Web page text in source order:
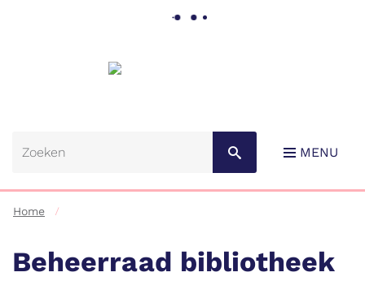
MENU
Home
Beheerraad bibliotheek